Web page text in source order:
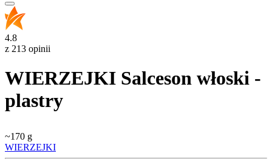
4.8
z 213 opinii
WIERZEJKI Salceson włoski -
plastry
~170 g
WIERZEJKI